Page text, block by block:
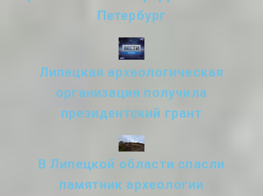
Петербург
Липецкая археологическая
организация получила
президентский грант
В Липецкой области спасли
памятник археологии